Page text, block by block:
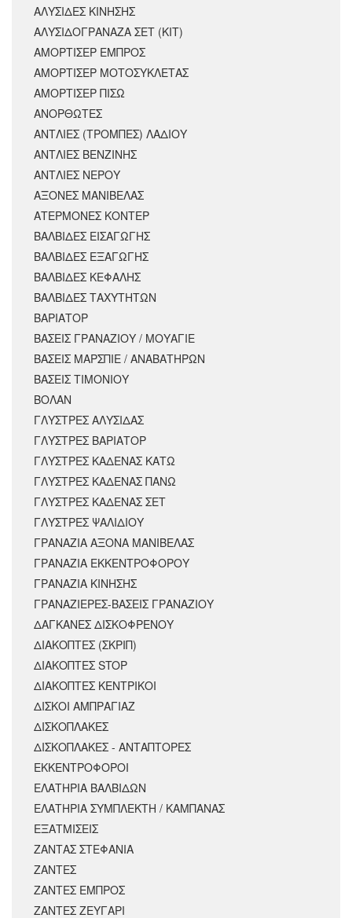
ΑΛΥΣΙΔΕΣ ΚΙΝΗΣΗΣ
ΑΛΥΣΙΔΟΓΡΑΝΑΖΑ ΣΕΤ (ΚΙΤ)
ΑΜΟΡΤΙΣΕΡ ΕΜΠΡΟΣ
ΑΜΟΡΤΙΣΈΡ ΜΟΤΟΣΥΚΛΈΤΑΣ
ΑΜΟΡΤΙΣΕΡ ΠΙΣΩ
ΑΝΟΡΘΩΤΕΣ
ΑΝΤΛΙΕΣ (ΤΡΟΜΠΕΣ) ΛΑΔΙΟΥ
ΑΝΤΛΙΕΣ ΒΕΝΖΙΝΗΣ
ΑΝΤΛΙΕΣ ΝΕΡΟΥ
ΑΞΟΝΕΣ ΜΑΝΙΒΕΛΑΣ
ΑΤΕΡΜΟΝΕΣ ΚΟΝΤΕΡ
ΒΑΛΒΙΔΕΣ ΕΙΣΑΓΩΓΗΣ
ΒΑΛΒΙΔΕΣ ΕΞΑΓΩΓΗΣ
ΒΑΛΒΙΔΕΣ ΚΕΦΑΛΗΣ
ΒΑΛΒΙΔΕΣ ΤΑΧΥΤΗΤΩΝ
ΒΑΡΙΑΤΟΡ
ΒΑΣΕΙΣ ΓΡΑΝΑΖΙΟΥ / ΜΟΥΑΓΙΕ
ΒΑΣΕΙΣ ΜΑΡΣΠΙΕ / ΑΝΑΒΑΤΗΡΩΝ
ΒΑΣΕΙΣ ΤΙΜΟΝΙΟΥ
ΒΟΛΑΝ
ΓΛΥΣΤΡΕΣ ΑΛΥΣΙΔΑΣ
ΓΛΥΣΤΡΕΣ ΒΑΡΙΑΤΟΡ
ΓΛΥΣΤΡΕΣ ΚΑΔΕΝΑΣ ΚΑΤΩ
ΓΛΥΣΤΡΕΣ ΚΑΔΕΝΑΣ ΠΑΝΩ
ΓΛΥΣΤΡΕΣ ΚΑΔΕΝΑΣ ΣΕΤ
ΓΛΥΣΤΡΕΣ ΨΑΛΙΔΙΟΥ
ΓΡΑΝΑΖΙΑ ΑΞΟΝΑ ΜΑΝΙΒΕΛΑΣ
ΓΡΑΝΑΖΙΑ ΕΚΚΕΝΤΡΟΦΟΡΟΥ
ΓΡΑΝΑΖΙΑ ΚΙΝΗΣΗΣ
ΓΡΑΝΑΖΙΕΡΕΣ-ΒΑΣΕΙΣ ΓΡΑΝΑΖΙΟΥ
ΔΑΓΚΑΝΕΣ ΔΙΣΚΟΦΡΕΝΟΥ
ΔΙΑΚΟΠΤΕΣ (ΣΚΡΙΠ)
ΔΙΑΚΟΠΤΕΣ STOP
ΔΙΑΚΟΠΤΕΣ ΚΕΝΤΡΙΚΟΙ
ΔΙΣΚΟΙ ΑΜΠΡΑΓΙΑΖ
ΔΙΣΚΟΠΛΑΚΕΣ
ΔΙΣΚΟΠΛΑΚΕΣ - ΑΝΤΑΠΤΟΡΕΣ
ΕΚΚΕΝΤΡΟΦΟΡΟΙ
ΕΛΑΤΗΡΙΑ ΒΑΛΒΙΔΩΝ
ΕΛΑΤΗΡΙΑ ΣΥΜΠΛΕΚΤΗ / ΚΑΜΠΑΝΑΣ
ΕΞΑΤΜΙΣΕΙΣ
ΖΑΝΤΑΣ ΣΤΕΦΑΝΙΑ
ΖΑΝΤΕΣ
ΖΑΝΤΕΣ ΕΜΠΡΟΣ
ΖΑΝΤΕΣ ΖΕΥΓΑΡΙ